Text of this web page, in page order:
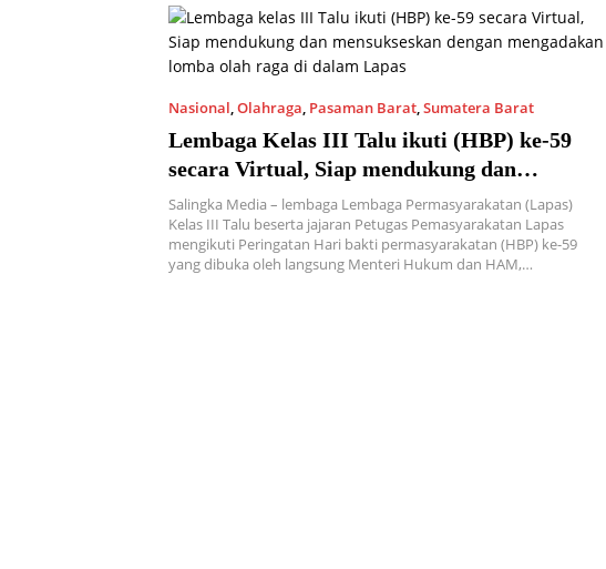
Nasional,Olahraga, Pasaman Barat,Sumatera Barat
11/03/2023 2:54 PM
Lembaga Kelas III Talu ikuti (HBP) ke-59
secara Virtual, Siap mendukung dan
mensukseskan dengan mengadakan lomba
olah raga di dalam Lapas
Salingka Media – lembaga Lembaga Permasyarakatan (Lapas)
Kelas III Talu beserta jajaran Petugas Pemasyarakatan Lapas
mengikuti Peringatan Hari bakti permasyarakatan (HBP) ke-59
yang dibuka oleh langsung Menteri Hukum dan HAM,…